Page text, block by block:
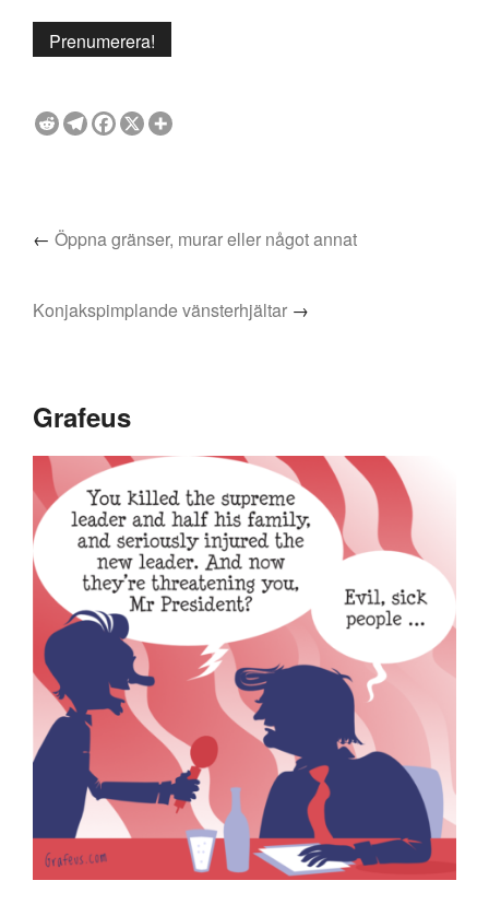
← Öppna gränser, murar eller något annat
Konjakspimplande vänsterhjältar →
Grafeus